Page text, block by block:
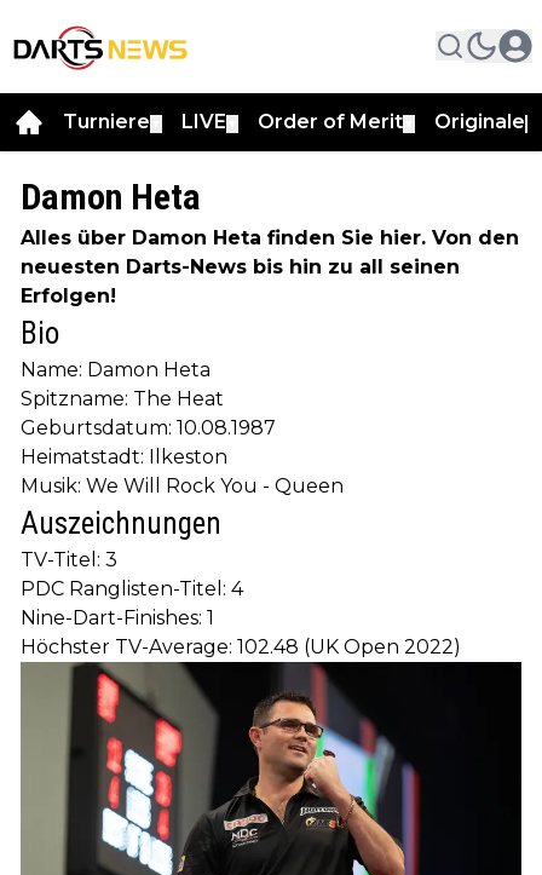
Turniere LIVE Order of Merit Originale
Damon Heta
Alles über Damon Heta finden Sie hier. Von den
neuesten Darts-News bis hin zu all seinen
Erfolgen!
Bio
Name: Damon Heta
Spitzname: The Heat
Geburtsdatum: 10.08.1987
Heimatstadt: Ilkeston
Musik: We Will Rock You - Queen
Auszeichnungen
TV-Titel: 3
PDC Ranglisten-Titel: 4
Nine-Dart-Finishes: 1
Höchster TV-Average: 102.48 (UK Open 2022)